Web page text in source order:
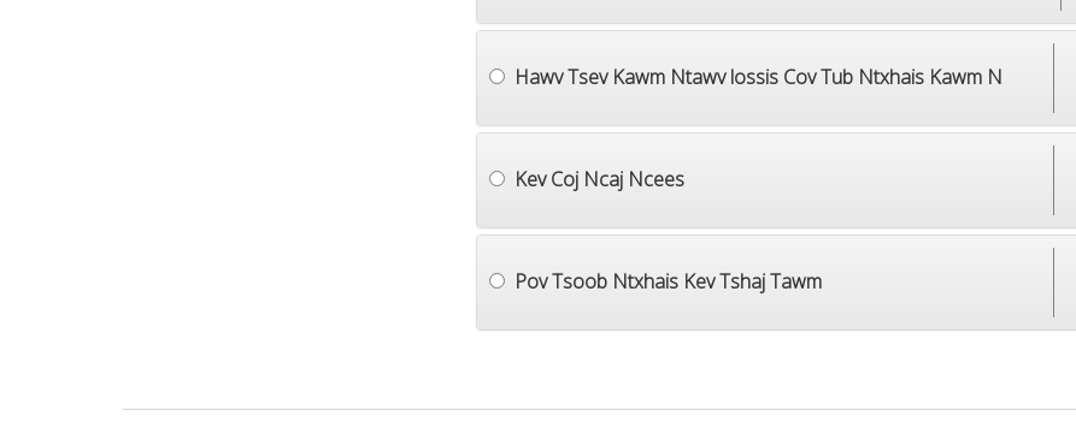
Hawv Tsev Kawm Ntawv lossis Cov Tub Ntxhais Kawm N
Kev Coj Ncaj Ncees
Pov Tsoob Ntxhais Kev Tshaj Tawm